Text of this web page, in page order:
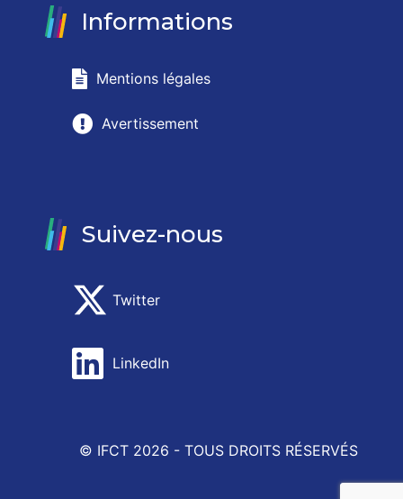
Informations
Mentions légales
Avertissement
Suivez-nous
Twitter
LinkedIn
© IFCT 2026 - TOUS DROITS RÉSERVÉS